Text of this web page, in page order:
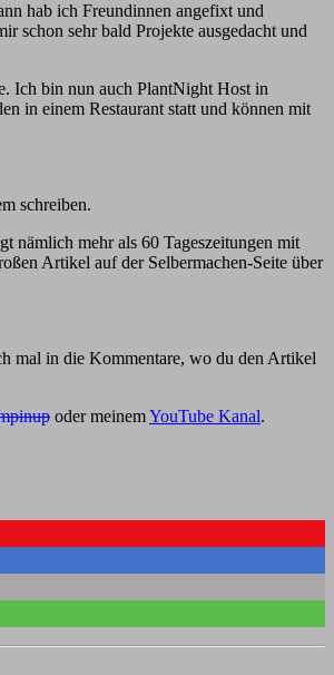
hab ich Freundinnen angefixt und
schon sehr bald Projekte ausgedacht und
Ich bin nun auch PlantNight Host in
in einem Restaurant statt und können mit
schreiben.
nämlich mehr als 60 Tageszeitungen mit
Artikel auf der Selbermachen-Seite über
mal in die Kommentare, wo du den Artikel
oder meinemYouTube Kanal.